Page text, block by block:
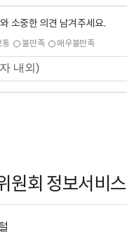
소중한 의견 남겨주세요.
통 불만족 매우불만족
원회 정보서비스